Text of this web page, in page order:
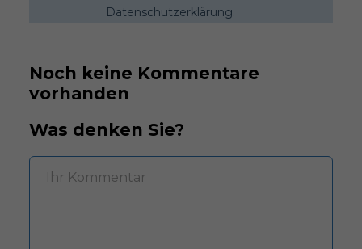
Datenschutzerklärung.
Noch keine Kommentare
vorhanden
Was denken Sie?